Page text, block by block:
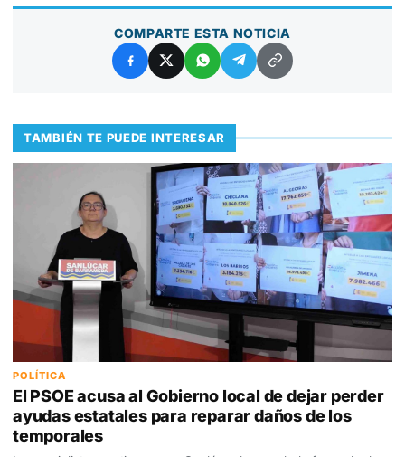
COMPARTE ESTA NOTICIA
TAMBIÉN TE PUEDE INTERESAR
POLÍTICA
El PSOE acusa al Gobierno local de dejar perder
ayudas estatales para reparar daños de los
temporales